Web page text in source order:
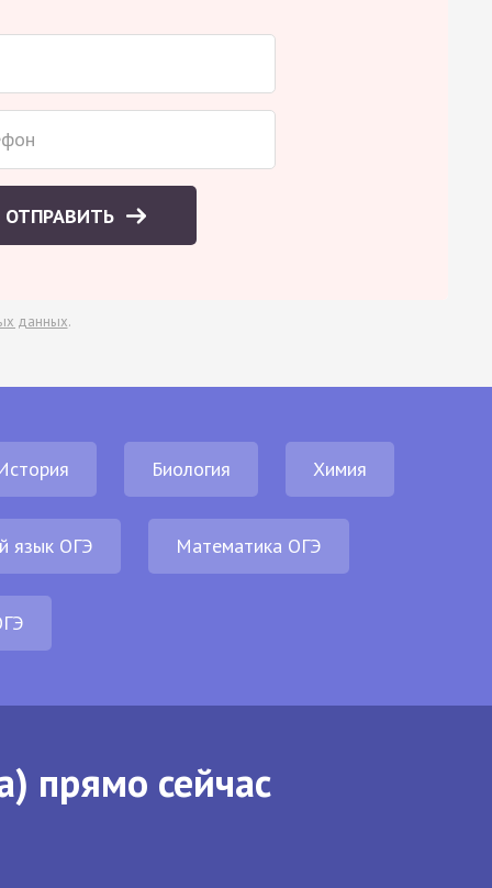
ОТПРАВИТЬ
данных.
Биология Химия
язык ОГЭ Математика ОГЭ
прямо сейчас